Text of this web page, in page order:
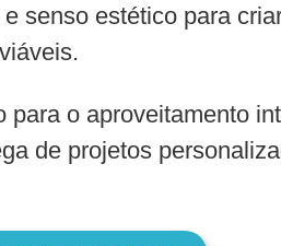
senso estético para
para o aproveitamento
de projetos